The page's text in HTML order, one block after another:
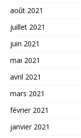
août 2021
juillet 2021
juin 2021
mai 2021
avril 2021
mars 2021
février 2021
janvier 2021